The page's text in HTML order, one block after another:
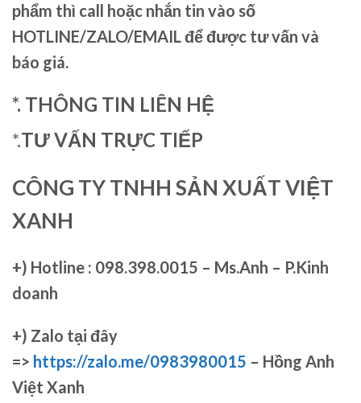
phẩm thì call hoặc nhắn tin vào số
HOTLINE/ZALO/EMAIL để được tư vấn và
báo giá.
*. THÔNG TIN LIÊN HỆ
*.TƯ VẤN TRỰC TIẾP
CÔNG TY TNHH SẢN XUẤT VIỆT
XANH
+) Hotline : 098.398.0015 – Ms.Anh – P.Kinh
doanh
+) Zalo tại đây
=> https://zalo.me/0983980015 – Hồng Anh
Việt Xanh